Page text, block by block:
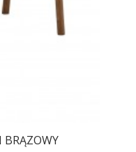
BRĄZOWY